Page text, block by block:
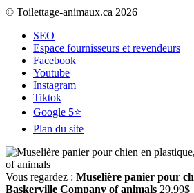
© Toilettage-animaux.ca 2026
SEO
Espace fournisseurs et revendeurs
Facebook
Youtube
Instagram
Tiktok
Google 5⭐
Plan du site
Vous regardez : Muselière panier pour
Baskerville Company of animals 29.99$